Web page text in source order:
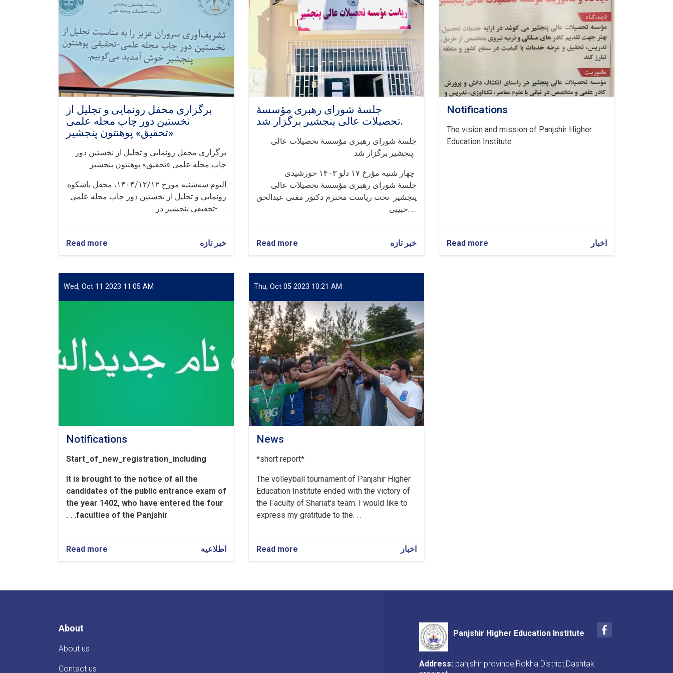
برگزاری محفل رونمایی و تجلیل از
نخستین دور چاپ مجله علمی
«تحقیق» پوهنتون پنجشیر
برگزاری محفل رونمایی و تجلیل از نخستین دور
چاپ مجله علمی «تحقیق» پوهنتون پنجشیر
الیوم سه‌شنبه مورخ ۱۴۰۴/۱۲/۱۲، محفل باشکوه
رونمایی و تجلیل از نخستین دور چاپ مجله علمی
-تحقیقی پنجشیر در. . .
Read more
برگزاری
رونمایی
و
از
علمی
«تحقیق»
پوهنتون
خبر تازه
جلسهٔ‌ شورای رهبری مؤسسهٔ
تحصیلات عالی پنجشیر برگزار شد.
جلسهٔ‌ شورای رهبری مؤسسهٔ تحصیلات عالی
پنجشیر برگزار شد.
پنجشیر تحت ریاست محترم دکتور مفتی عبدالحق
حبیبی. . .
Read more
جلسهٔ‌
رهبری
مؤسسهٔ
عالی
پنجشیر
برگزار
شد.
خبر تازه
Notifications
The vision and mission of Panjshir Higher
Education Institute
Read more
Notifications
اخبار
Wed, Oct 11 2023 11:05 AM
Notifications
Start_of_new_registration_including
It is brought to the notice of all the
candidates of the public entrance exam of
the year 1402, who have entered the four
faculties of the Panjshir. . .
Read more
Notifications
اطلاعیه
Thu, Oct 05 2023 10:21 AM
News
*short report*
The volleyball tournament of Panjshir Higher
Education Institute ended with the victory of
the Faculty of Shariat's team. I would like to
express my gratitude to the. . .
Read more
News
اخبار
About
About us
Contact us
Panjshir Higher Education Institute
Facebook
Address: panjshir province,Rokha District,Dashtak